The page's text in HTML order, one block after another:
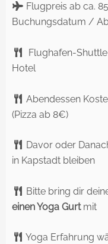
Flugpreis ab ca.
Buchungsdatum /
Flughafen-
Hotel
Abendessen
(Pizza ab 8€)
Davor oder
in Kapstadt bleiben
Bitte bring dir
einen Yoga Gurtmit
Yoga Erfahrung